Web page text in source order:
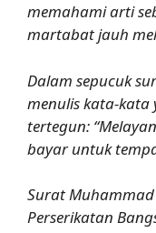
memahami arti
martabat jauh
Dalam sepucuk
menulis kata-kata
tertegun:
bayar untuk
Surat Muhammad
Perserikatan